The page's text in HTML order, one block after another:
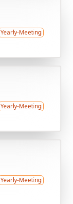
Yearly-Meeting
Yearly-Meeting
Yearly-Meeting